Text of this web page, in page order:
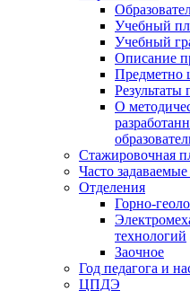
Учебный
Учебный
Описание
Предметно
Результаты
О
Стажировочная
Часто
Отделения
Горно-
технологий
Заочное
Год педагога и
ЦПДЭ